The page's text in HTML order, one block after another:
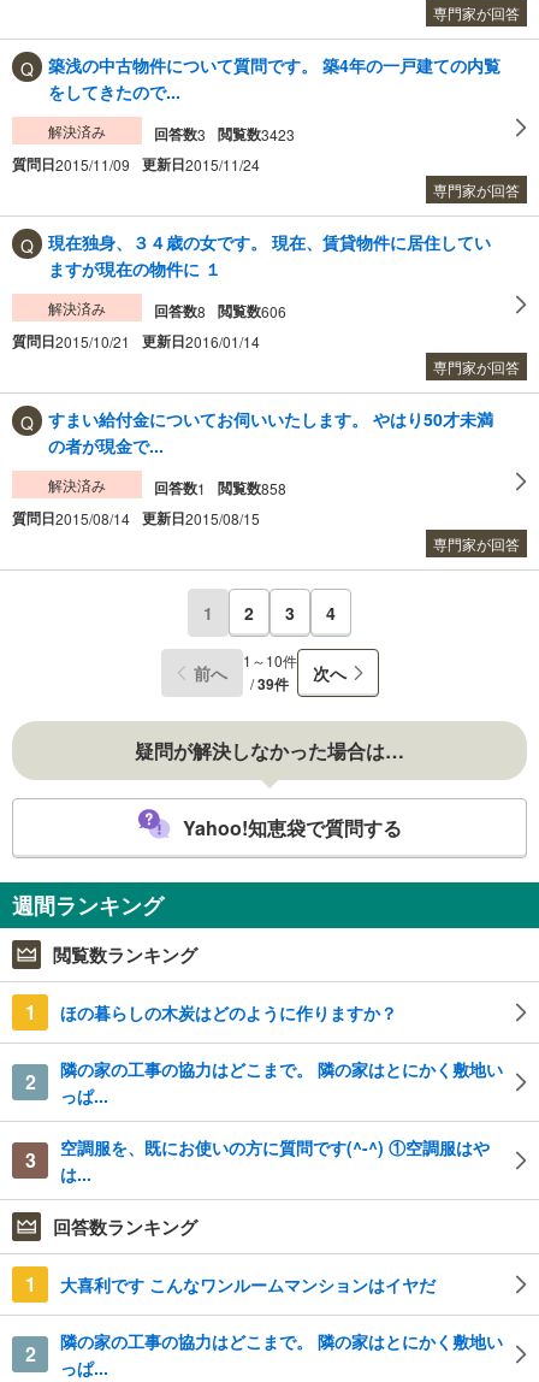
専門家が回答
築浅の中古物件について質問です。 築4年の一戸建ての内覧
をしてきたので...
解決済み 回答数3 閲覧数3423
質問日2015/11/09 更新日2015/11/24
専門家が回答
現在独身、３４歳の女です。 現在、賃貸物件に居住してい
ますが現在の物件に １
解決済み 回答数8 閲覧数606
質問日2015/10/21 更新日2016/01/14
専門家が回答
すまい給付金についてお伺いいたします。 やはり50才未満
の者が現金で...
解決済み 回答数1 閲覧数858
質問日2015/08/14 更新日2015/08/15
専門家が回答
1 2 3 4
前へ
1～10件
/39件 次へ
疑問が解決しなかった場合は…
Yahoo!知恵袋で質問する
週間ランキング
閲覧数ランキング
1 ほの暮らしの木炭はどのように作りますか？
2
隣の家の工事の協力はどこまで。 隣の家はとにかく敷地い
っぱ...
3
空調服を、既にお使いの方に質問です(^-^) ①空調服はや
は...
回答数ランキング
1 大喜利です こんなワンルームマンションはイヤだ
2
隣の家の工事の協力はどこまで。 隣の家はとにかく敷地い
っぱ...